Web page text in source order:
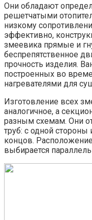
Они обладают
решетчатыми
низкому
эффективно,
змеевика прямые и
беспрепятственное
прочность изделия.
построенных во
нагревателями для
Изготовление всех
аналогичное, а
разным схемам. Они
труб: с одной
концов.
выбирается